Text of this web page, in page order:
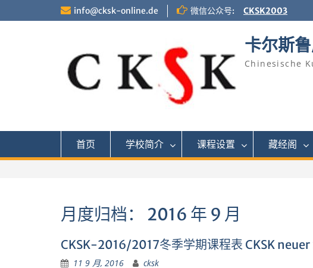
to
info@cksk-online.de 微信公众号: CKSK2003
卡尔斯
Chinesische
首页 学校简介 课程设置 藏经阁
月度归档： 2016 年 9 月
CKSK-2016/2017冬季学期课程表 CKSK
11 9 月, 2016 cksk